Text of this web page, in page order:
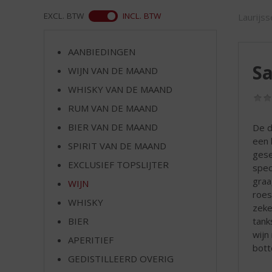
De
een
wijn
EXCL. BTW INCL. BTW
AANBIEDINGEN
WIJN VAN DE MAAND
WHISKY VAN DE MAAND
RUM VAN DE MAAND
BIER VAN DE MAAND
SPIRIT VAN DE MAAND
EXCLUSIEF TOPSLIJTER
WIJN
WHISKY
BIER
APERITIEF
GEDISTILLEERD OVERIG